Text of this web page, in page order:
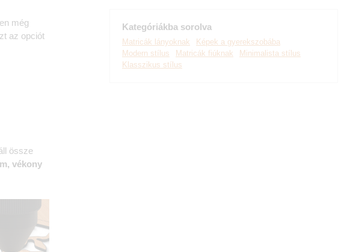
még
az opciót
össze
vékony
Kategóriákba sorolva
Matricák lányoknak
Képek a gyerekszobába
Modern stílus
Matricák fiúknak
Minimalista stílus
Klasszikus stílus